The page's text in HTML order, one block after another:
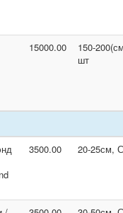
15000.00
150-
шт
3500.00 20-25см,